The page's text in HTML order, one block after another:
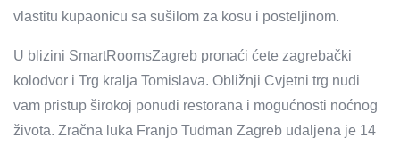
vlastitu kupaonicu sa sušilom za kosu i posteljinom.
U blizini SmartRoomsZagreb pronaći ćete zagrebački
kolodvor i Trg kralja Tomislava. Obližnji Cvjetni trg nudi
vam pristup širokoj ponudi restorana i mogućnosti noćnog
života. Zračna luka Franjo Tuđman Zagreb udaljena je 14